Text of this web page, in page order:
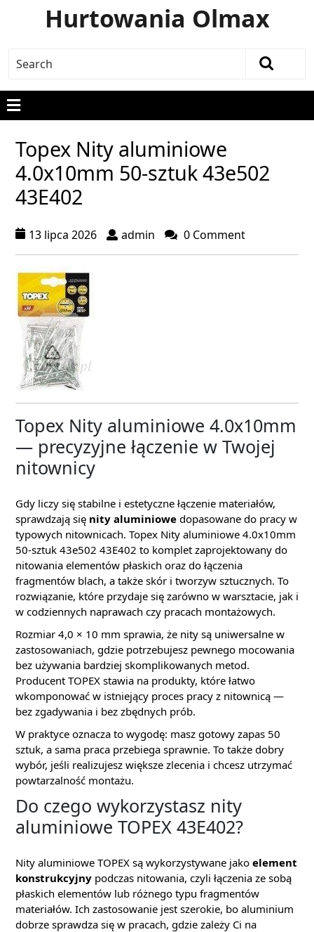
Hurtowania Olmax
Topex Nity aluminiowe
4.0x10mm 50-sztuk 43e502
43E402
13 lipca 2026 admin 0 Comment
Topex Nity aluminiowe 4.0x10mm
— precyzyjne łączenie w Twojej
nitownicy
Gdy liczy się stabilne i estetyczne łączenie materiałów,
sprawdzają się nity aluminiowe dopasowane do pracy w
typowych nitownicach. Topex Nity aluminiowe 4.0x10mm
50-sztuk 43e502 43E402 to komplet zaprojektowany do
nitowania elementów płaskich oraz do łączenia
fragmentów blach, a także skór i tworzyw sztucznych. To
rozwiązanie, które przydaje się zarówno w warsztacie, jak i
w codziennych naprawach czy pracach montażowych.
Rozmiar 4,0 × 10 mm sprawia, że nity są uniwersalne w
zastosowaniach, gdzie potrzebujesz pewnego mocowania
bez używania bardziej skomplikowanych metod.
Producent TOPEX stawia na produkty, które łatwo
wkomponować w istniejący proces pracy z nitownicą —
bez zgadywania i bez zbędnych prób.
W praktyce oznacza to wygodę: masz gotowy zapas 50
sztuk, a sama praca przebiega sprawnie. To także dobry
wybór, jeśli realizujesz większe zlecenia i chcesz utrzymać
powtarzalność montażu.
Do czego wykorzystasz nity
aluminiowe TOPEX 43E402?
Nity aluminiowe TOPEX są wykorzystywane jako element
konstrukcyjny podczas nitowania, czyli łączenia ze sobą
płaskich elementów lub różnego typu fragmentów
materiałów. Ich zastosowanie jest szerokie, bo aluminium
dobrze sprawdza się w pracach, gdzie zależy Ci na